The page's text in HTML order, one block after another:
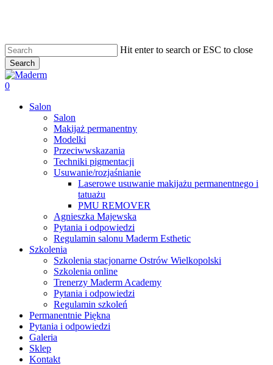
content
Hit enter to search or ESC to close
Search
Close
Search
search
0
Salon
Salon
Makijaż permanentny
Modelki
Przeciwwskazania
Techniki pigmentacji
Usuwanie/rozjaśnianie
Laserowe usuwanie makijażu permanentnego i
tatuażu
PMU REMOVER
Agnieszka Majewska
Pytania i odpowiedzi
Regulamin salonu Maderm Esthetic
Szkolenia
Szkolenia stacjonarne Ostrów Wielkopolski
Szkolenia online
Trenerzy Maderm Academy
Pytania i odpowiedzi
Regulamin szkoleń
Permanentnie Piękna
Pytania i odpowiedzi
Galeria
Sklep
Kontakt